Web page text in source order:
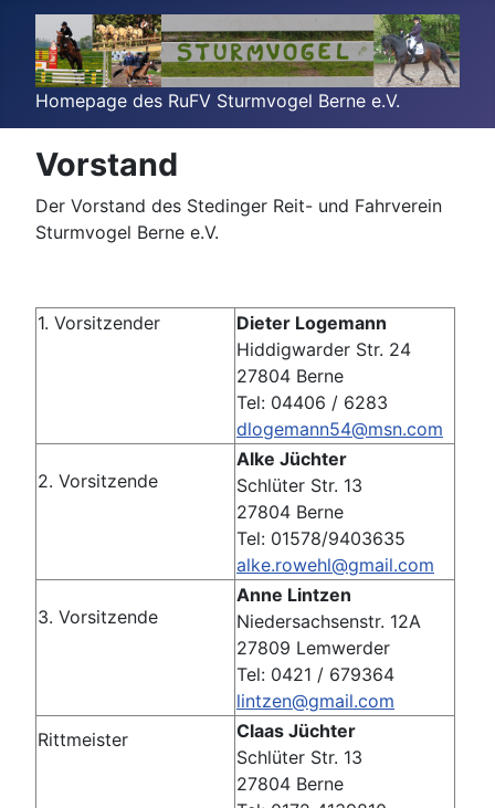
Homepage des RuFV Sturmvogel Berne e.V.
Vorstand
Der Vorstand des Stedinger Reit- und Fahrverein
Sturmvogel Berne e.V.
1. Vorsitzender
Dieter Logemann
Hiddigwarder Str. 24
27804 Berne
Tel: 04406 / 6283
dlogemann54@msn.com
2. Vorsitzende
Alke Jüchter
Schlüter Str. 13
27804 Berne
Tel: 01578/9403635
alke.rowehl@gmail.com
3. Vorsitzende
Anne Lintzen
Niedersachsenstr. 12A
27809 Lemwerder
Tel: 0421 / 679364
lintzen@gmail.com
Rittmeister
Claas Jüchter
Schlüter Str. 13
27804 Berne